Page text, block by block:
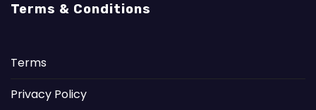
Terms & Conditions
Terms
Privacy Policy